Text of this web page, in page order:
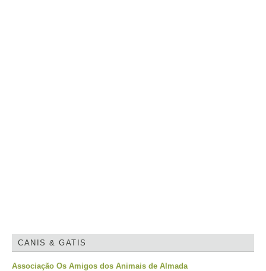
CANIS & GATIS
Associação Os Amigos dos Animais de Almada